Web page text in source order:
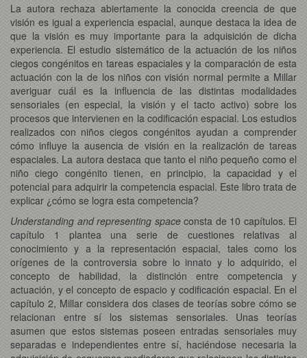
La autora rechaza abiertamente la conocida creencia de que
visión es igual a experiencia espacial, aunque destaca la idea de
que la visión es muy importante para la adquisición de dicha
experiencia. El estudio sistemático de la actuación de los niños
ciegos congénitos en tareas espaciales y la comparación de esta
actuación con la de los niños con visión normal permite a Millar
averiguar cuál es la influencia de las distintas modalidades
sensoriales (en especial, la visión y el tacto activo) sobre los
procesos que intervienen en la codificación espacial. Los estudios
realizados con niños ciegos congénitos ayudan a comprender
cómo influye la ausencia de visión en la realización de tareas
espaciales. La autora destaca que tanto el niño pequeño como el
niño ciego congénito tienen, en principio, la capacidad y el
potencial para adquirir la competencia espacial. Este libro trata de
explicar ¿cómo se logra esta competencia?
Understanding and representing space consta de 10 capítulos. El
capítulo 1 plantea una serie de cuestiones relativas al
conocimiento y a la representación espacial, tales como los
orígenes de la controversia sobre lo innato y lo adquirido, el
concepto de habilidad, la distinción entre competencia y
actuación, y el concepto de espacio y codificación espacial. En el
capítulo 2, Millar considera dos clases de teorías sobre cómo se
relacionan entre sí los sistemas sensoriales. Unas teorías
asumen que estos sistemas poseen entradas sensoriales muy
separadas e independientes entre sí, haciéndose necesaria la